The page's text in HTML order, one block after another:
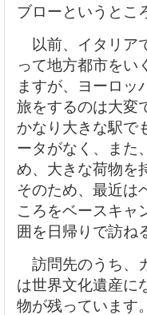
ブローというとこ
以前、イタリア
って地方都市をい
ますが、ヨーロッ
旅をするのは大変
かなり大きな駅で
ータがなく、また
め、大きな荷物を
そのため、最近は
ころをベースキャ
囲を日帰りで訪ね
訪問先のうち、
は世界文化遺産に
物が残っています